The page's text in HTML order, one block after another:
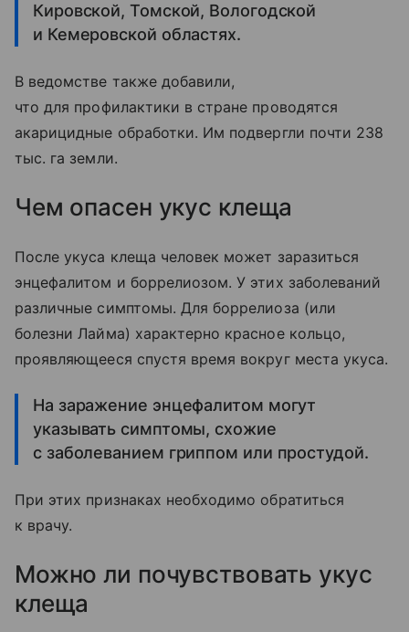
Кировской, Томской, Вологодской
и Кемеровской областях.
В ведомстве также добавили,
что для профилактики в стране проводятся
акарицидные обработки. Им подвергли почти 238
тыс. га земли.
Чем опасен укус клеща
После укуса клеща человек может заразиться
энцефалитом и боррелиозом. У этих заболеваний
различные симптомы. Для боррелиоза (или
болезни Лайма) характерно красное кольцо,
проявляющееся спустя время вокруг места укуса.
На заражение энцефалитом могут
указывать симптомы, схожие
с заболеванием гриппом или простудой.
При этих признаках необходимо обратиться
к врачу.
Можно ли почувствовать укус
клеща